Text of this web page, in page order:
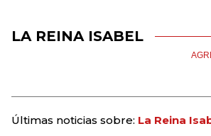
LA REINA ISABEL
Últimas noticias sobre: La Reina